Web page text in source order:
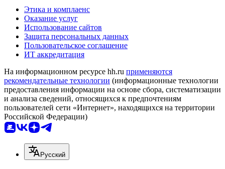
Этика и комплаенс
Оказание услуг
Использование сайтов
Защита персональных данных
Пользовательское соглашение
ИТ аккредитация
На информационном ресурсе hh.ru применяются
рекомендательные технологии (информационные технологии
предоставления информации на основе сбора, систематизации
и анализа сведений, относящихся к предпочтениям
пользователей сети «Интернет», находящихся на территории
Российской Федерации)
Русский